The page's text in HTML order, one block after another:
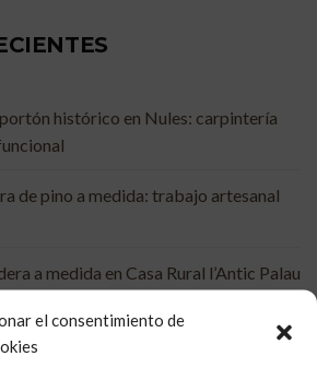
el consentimiento de
histórico en Nules: carpintería
de pino a medida: trabajo artesanal
a medida en Casa Rural l’Antic Palau
medida en madera de mobila vieja